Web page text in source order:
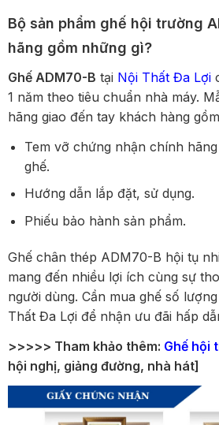
Bộ sản phẩm ghế hội trường
hãng gồm những gì?
Ghế ADM70-B tại Nội Thất Đa Lợi
1 năm theo tiêu chuẩn nhà máy.
hãng giao đến tay khách hàng
Tem vỡ chứng nhận chính
ghế.
Hướng dẫn lắp đặt, sử dụng.
Phiếu bảo hành sản phẩm.
Ghế chân thép ADM70-B hội tụ
mang đến nhiều lợi ích cùng sự
người dùng. Cần mua ghế số
Thất Đa Lợi để nhận ưu đãi hấp
>>>>> Tham khảo thêm: Ghế hội
hội nghị, giảng đường, nhà hát]